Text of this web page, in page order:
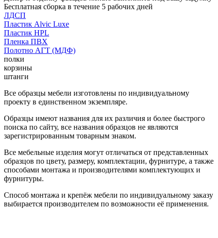
Бесплатная сборка в течение 5 рабочих дней
ЛДСП
Пластик Alvic Luxe
Пластик HPL
Пленка ПВХ
Полотно АГТ (МДФ)
полки
корзины
штанги
Все образцы мебели изготовлены по индивидуальному
проекту в единственном экземпляре.
Образцы имеют названия для их различия и более быстрого
поиска по сайту, все названия образцов не являются
зарегистрированным товарным знаком.
Все мебельные изделия могут отличаться от представленных
образцов по цвету, размеру, комплектации, фурнитуре, а также
способами монтажа и производителями комплектующих и
фурнитуры.
Способ монтажа и крепёж мебели по индивидуальному заказу
выбирается производителем по возможности её применения.